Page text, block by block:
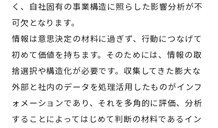
く、自社固有の事業構造に照らした影響分析が不
可欠となります。
情報は意思決定の材料に過ぎず、行動につなげて
初めて価値を持ちます。そのためには、情報の取
捨選択や構造化が必要です。収集してきた膨大な
外部と社内のデータを処理活用したものがインフ
ォメーションであり、それを多角的に評価、分析
することによってはじめて判断の材料であるイン